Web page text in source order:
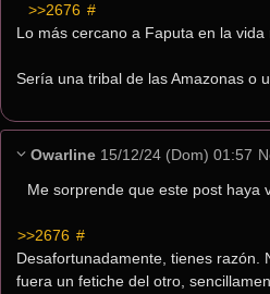
>>2676 #
Lo más cercano a Faputa en la vida
Sería una tribal de las Amazonas o
Owarline 15/12/24 (Dom) 01:57
Me sorprende que este post haya
>>2676 #
Desafortunadamente, tienes razón.
fuera un fetiche del otro,